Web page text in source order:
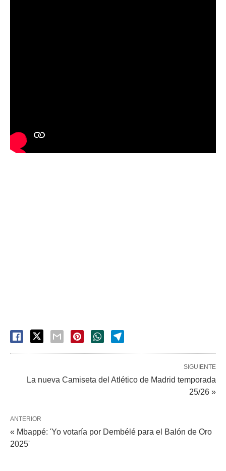
SIGUIENTE
La nueva Camiseta del Atlético de Madrid temporada
25/26 »
ANTERIOR
« Mbappé: 'Yo votaría por Dembélé para el Balón de Oro
2025'